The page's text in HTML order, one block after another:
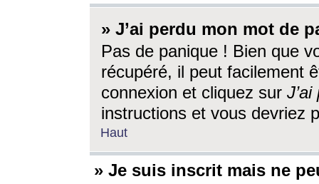
» J’ai perdu mon mot de
Pas de panique ! Bien que
récupéré, il peut facilement
connexion et cliquez sur
instructions et vous devriez
Haut
» Je suis inscrit mais ne